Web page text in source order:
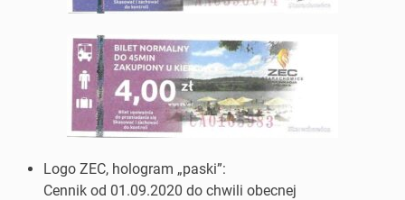
Logo ZEC, hologram „paski”:
Cennik od 01.09.2020 do chwili obecnej